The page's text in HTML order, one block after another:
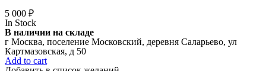
5 000 ₽
In Stock
В наличии на складе
г Москва, поселение Московский, деревня Саларьево, ул
Картмазовская, д 50
Add to cart